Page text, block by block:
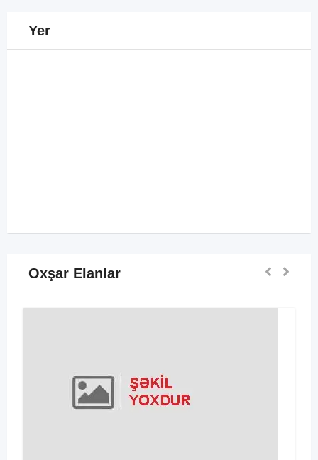
Yer
Oxşar Elanlar